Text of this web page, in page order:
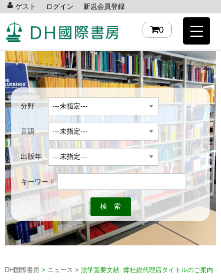
ゲスト ログイン 新規会員登録
0
分野
言語
出版年
キーワード
DH国際書房 > ニュース > 法学重要文献: 弊社総代理店タイトルのご案内